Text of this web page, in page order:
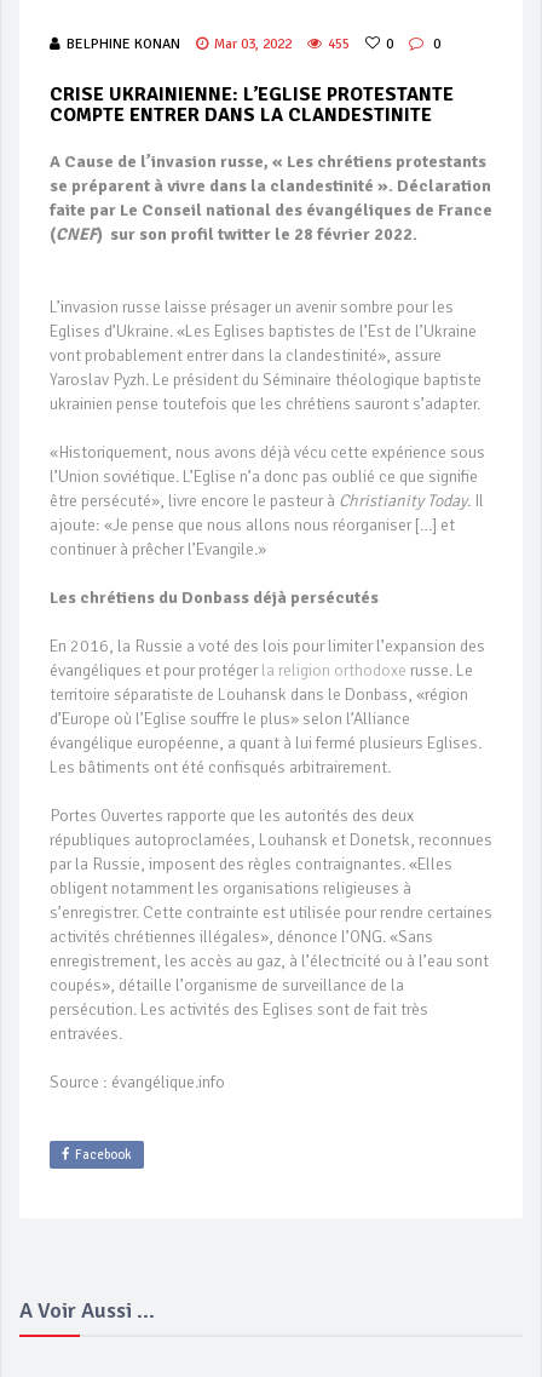
BELPHINE KONAN Mar 03, 2022 455 0 0
CRISE UKRAINIENNE: L’EGLISE PROTESTANTE
COMPTE ENTRER DANS LA CLANDESTINITE
A Cause de l’invasion russe, « Les chrétiens protestants
se préparent à vivre dans la clandestinité ». Déclaration
faite par Le Conseil national des évangéliques de France
(CNEF) sur son profil twitter le 28 février 2022.
L’invasion russe laisse présager un avenir sombre pour les
Eglises d’Ukraine. «Les Eglises baptistes de l’Est de l’Ukraine
vont probablement entrer dans la clandestinité», assure
Yaroslav Pyzh. Le président du Séminaire théologique baptiste
ukrainien pense toutefois que les chrétiens sauront s’adapter.
«Historiquement, nous avons déjà vécu cette expérience sous
l’Union soviétique. L’Eglise n’a donc pas oublié ce que signifie
être persécuté», livre encore le pasteur à Christianity Today. Il
ajoute: «Je pense que nous allons nous réorganiser […] et
continuer à prêcher l’Evangile.»
Les chrétiens du Donbass déjà persécutés
En 2016, la Russie a voté des lois pour limiter l’expansion des
évangéliques et pour protégerla religion orthodoxe russe. Le
territoire séparatiste de Louhansk dans le Donbass, «région
d’Europe où l’Eglise souffre le plus» selon l’Alliance
évangélique européenne, a quant à lui fermé plusieurs Eglises.
Les bâtiments ont été confisqués arbitrairement.
Portes Ouvertes rapporte que les autorités des deux
républiques autoproclamées, Louhansk et Donetsk, reconnues
par la Russie, imposent des règles contraignantes. «Elles
obligent notamment les organisations religieuses à
s’enregistrer. Cette contrainte est utilisée pour rendre certaines
activités chrétiennes illégales», dénonce l’ONG. «Sans
enregistrement, les accès au gaz, à l’électricité ou à l’eau sont
coupés», détaille l’organisme de surveillance de la
persécution. Les activités des Eglises sont de fait très
entravées.
Source : évangélique.info
Facebook
A Voir Aussi ...